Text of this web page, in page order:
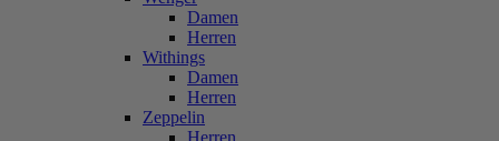
Damen
Herren
Withings
Damen
Herren
Zeppelin
Herren